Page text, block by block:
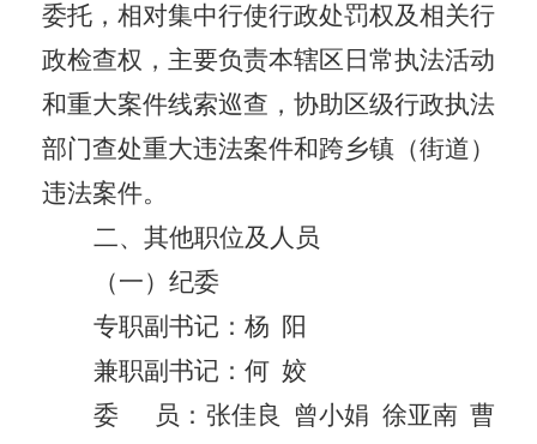
委托，相对集中行使行政处罚权及相关行
政检查权，主要负责本辖区日常执法活动
和重大案件线索巡查，协助区级行政执法
部门查处重大违法案件和跨乡镇（街道）
违法案件。
二、 其他职位及 人员
（一）纪委
专职副书记： 杨 阳
兼职副书记： 何 姣
委
员：张佳良 曾小娟 徐亚南 曹